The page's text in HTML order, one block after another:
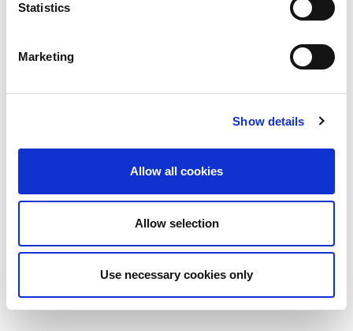
Statistics
Marketing
Show details
Allow all cookies
Allow selection
Use necessary cookies only
새 케이스 열기
기술 지원에는: 소프트웨어, 드라이버, 라이선싱 및
경우 최대한 많은 양식 필드에 기입하시면 가장 신속
하고 효과적인 지원을 제공해 드릴 수 있습니다.